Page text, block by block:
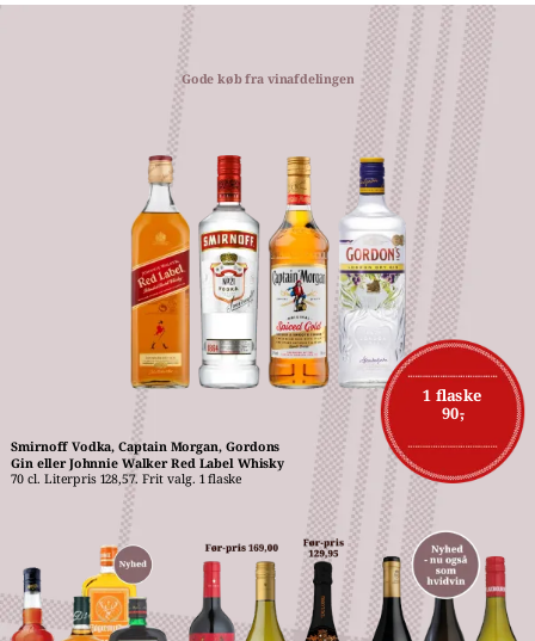
1 flaske
90,-
Smirnoff Vodka, Captain Morgan, Gordons
Gin eller Johnnie Walker Red Label Whisky
70 cl. Literpris 128,57. Frit valg. 1 flaske
Gode køb fra vinafdelingen